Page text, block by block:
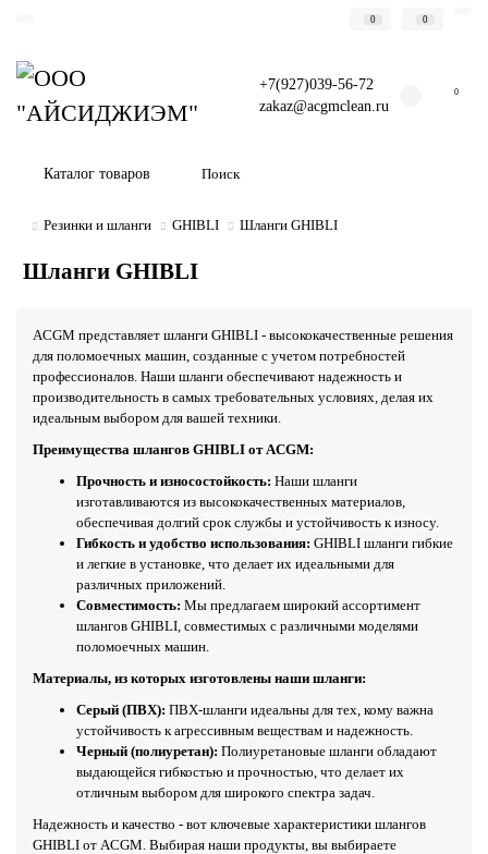
0 0
+7(927)039-56-72
zakaz@acgmclean.ru
0
Каталог товаров
Резинки и шланги GHIBLI Шланги GHIBLI
Шланги GHIBLI
ACGM представляет шланги GHIBLI - высококачественные решения
для поломоечных машин, созданные с учетом потребностей
профессионалов. Наши шланги обеспечивают надежность и
производительность в самых требовательных условиях, делая их
идеальным выбором для вашей техники.
Преимущества шлангов GHIBLI от ACGM:
Прочность и износостойкость: Наши шланги
изготавливаются из высококачественных материалов,
обеспечивая долгий срок службы и устойчивость к износу.
Гибкость и удобство использования: GHIBLI шланги гибкие
и легкие в установке, что делает их идеальными для
различных приложений.
Совместимость: Мы предлагаем широкий ассортимент
шлангов GHIBLI, совместимых с различными моделями
поломоечных машин.
Материалы, из которых изготовлены наши шланги:
Серый (ПВХ): ПВХ-шланги идеальны для тех, кому важна
устойчивость к агрессивным веществам и надежность.
Черный (полиуретан): Полиуретановые шланги обладают
выдающейся гибкостью и прочностью, что делает их
отличным выбором для широкого спектра задач.
Надежность и качество - вот ключевые характеристики шлангов
GHIBLI от ACGM. Выбирая наши продукты, вы выбираете